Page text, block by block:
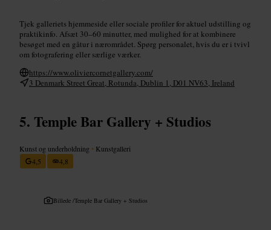
Tjek galleriets hjemmeside eller sociale profiler for aktuel udstilling og
praktikinfo. Afsæt 30–60 minutter, med mulighed for at kombinere
besøget med en gåtur i nærområdet. Spørg personalet, hvis du er i tvivl
om fotografering eller særlige værker.
https://www.oliviercornetgallery.com/
3 Denmark Street Great, Rotunda, Dublin 1, D01 NV63, Ireland
Temple Bar Gallery + Studios
Kunst og underholdning • Kunstgalleri
4,5
4,8
Billede /Temple Bar Gallery + Studios